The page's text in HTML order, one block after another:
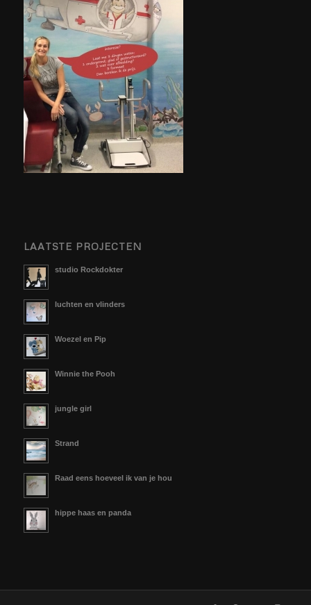
LAATSTE PROJECTEN
studio Rockdokter
luchten en vlinders
Woezel en Pip
Winnie the Pooh
jungle girl
Strand
Raad eens hoeveel ik van je hou
hippe haas en panda